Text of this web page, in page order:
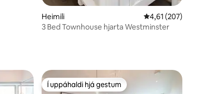
Heimili 4,61 af 5 í
4,61 (207)
3 Bed Townhouse hjarta Westminster
Í uppáhaldi hjá gestum
Í uppáhaldi hjá gestum